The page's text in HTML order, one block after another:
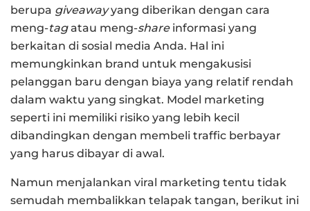
berupa giveawayyang diberikan dengan cara
meng-tagatau meng-share informasi yang
berkaitan di sosial media Anda. Hal ini
memungkinkan brand untuk mengakusisi
pelanggan baru dengan biaya yang relatif rendah
dalam waktu yang singkat. Model marketing
seperti ini memiliki risiko yang lebih kecil
dibandingkan dengan membeli traffic berbayar
yang harus dibayar di awal.
Namun menjalankan viral marketing tentu tidak
semudah membalikkan telapak tangan, berikut ini